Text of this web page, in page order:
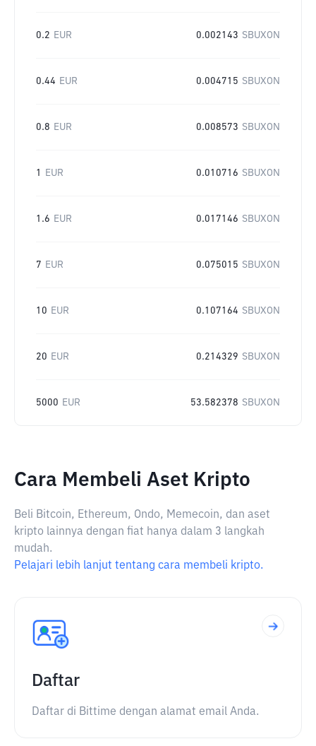
0.2 EUR 0.002143 SBUXON
0.44 EUR 0.004715 SBUXON
0.8 EUR 0.008573 SBUXON
1 EUR 0.010716 SBUXON
1.6 EUR 0.017146 SBUXON
7 EUR 0.075015 SBUXON
10 EUR 0.107164 SBUXON
20 EUR 0.214329 SBUXON
5000 EUR 53.582378 SBUXON
Cara Membeli Aset Kripto
Beli Bitcoin, Ethereum, Ondo, Memecoin, dan aset
kripto lainnya dengan fiat hanya dalam 3 langkah
mudah.
Pelajari lebih lanjut tentang cara membeli kripto.
Daftar
Daftar di Bittime dengan alamat email Anda.